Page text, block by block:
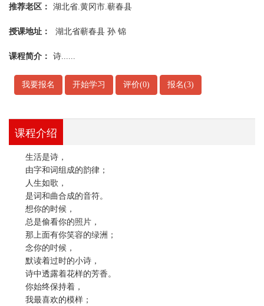
推荐老区： 湖北省.黄冈市.蕲春县
授课地址： 湖北省蕲春县 孙 锦
课程简介： 诗......
我要报名 开始学习 评价(0) 报名(3)
课程介绍
生活是诗，
由字和词组成的韵律；
人生如歌，
是词和曲合成的音符。
想你的时候，
总是偷看你的照片，
那上面有你笑容的绿洲；
念你的吋候，
默读着过时的小诗，
诗中透露着花样的芳香。
你始终保持着，
我最喜欢的模样；